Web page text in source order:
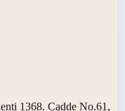
1368. Cadde No.61,